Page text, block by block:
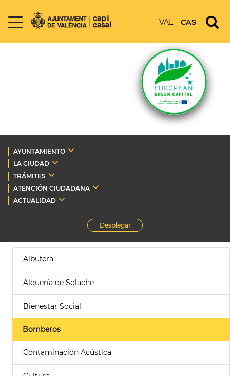
VAL CAS
AYUNTAMIENTO
LA CIUDAD
TRÁMITES
ATENCIÓN CIUDADANA
ACTUALIDAD
Desplegar
Albufera
Alquería de Solache
Bienestar Social
Bomberos
Contaminación Acústica